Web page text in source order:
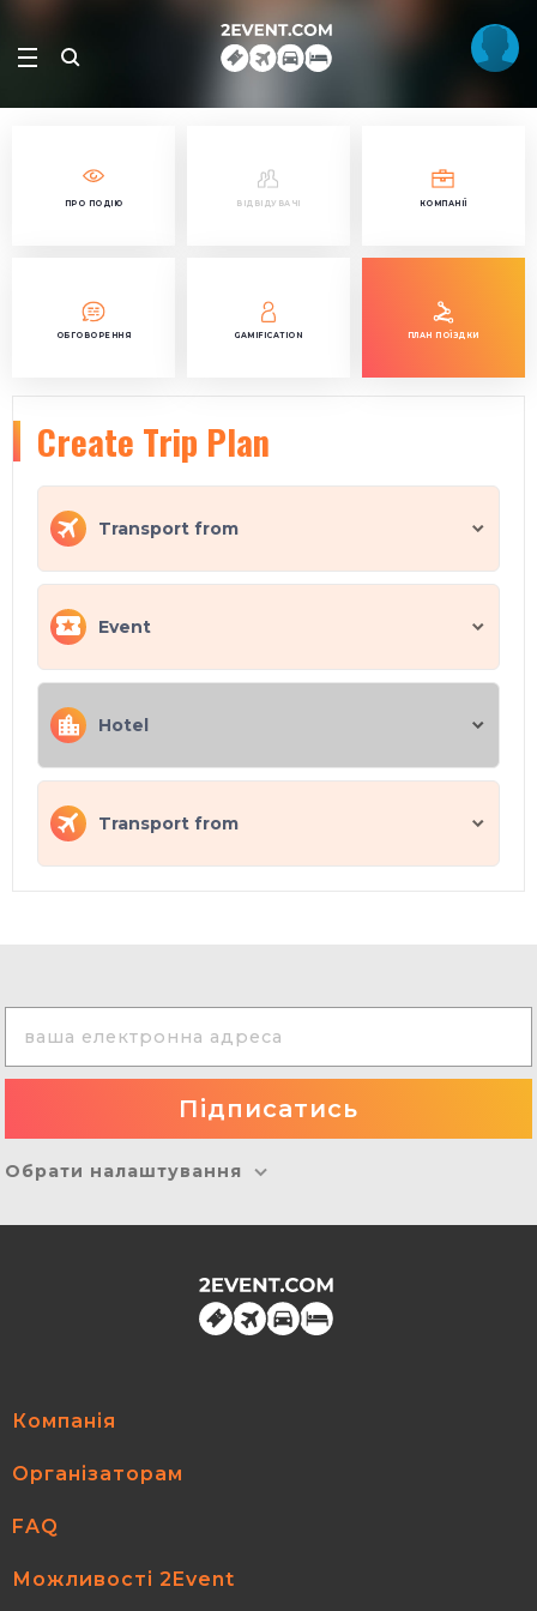
ПРО ПОДІЮ ВІДВІДУВАЧІ КОМПАНІЇ
ОБГОВОРЕННЯ GAMIFICATION ПЛАН ПОЇЗДКИ
Create Trip Plan
Transport from
Event
Hotel
Transport from
Обрати налаштування
Компанія
Організаторам
FAQ
Можливості 2Event